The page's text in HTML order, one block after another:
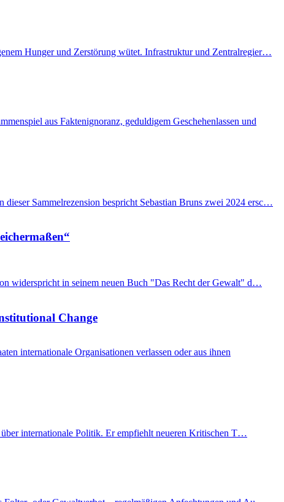
Hunger und Zerstörung wütet. Infrastruktur und Zentralregier…
aus Faktenignoranz, geduldigem Geschehenlassen und
Sammelrezension bespricht Sebastian Bruns zwei 2024 ersc…
widerspricht in seinem neuen Buch "Das Recht der Gewalt" d…
Change
internationale Organisationen verlassen oder aus ihnen
internationale Politik. Er empfiehlt neueren Kritischen T…